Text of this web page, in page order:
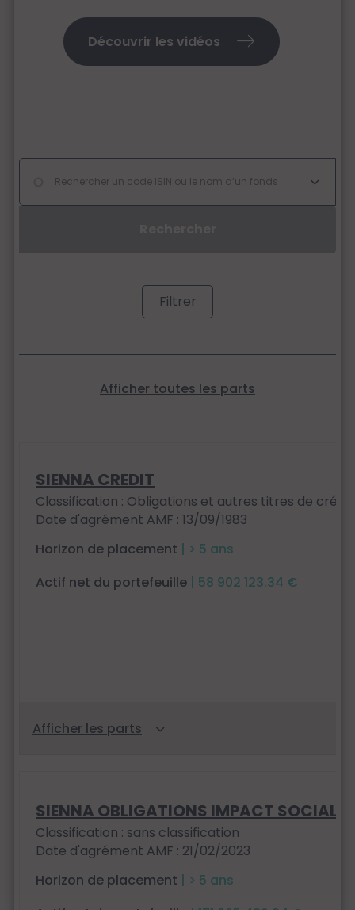
Découvrir les vidéos
Filtrer
Afficher toutes les parts
SIENNA CREDIT
Classification : Obligations et autres titres de
Date d'agrément AMF : 13/09/1983
Horizon de placement | > 5 ans
Actif net du portefeuille | 58 902 123.34 €
SIENNA OBLIGATIONS IMPACT SOCIAL
Classification : sans classification
Date d'agrément AMF : 21/02/2023
Horizon de placement | > 5 ans